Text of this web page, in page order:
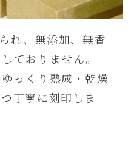
れ、無添加、無香
ておりません。
っくり熟成・乾燥
丁寧に刻印しま